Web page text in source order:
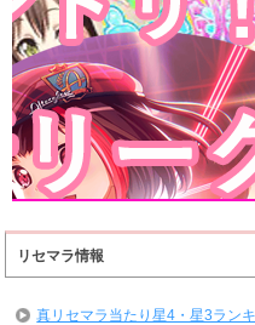
リセマラ情報
真リセマラ当たり星4・星3ラン